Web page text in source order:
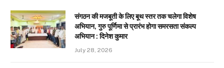
संगठन की मजबूती के लिए बूथ स्तर तक चलेगा विशेष
अभियान, गुरु पूर्णिमा से प्रारंभ होगा समरसता संकल्प
अभियान : दिनेश कुमार
July 28, 2026